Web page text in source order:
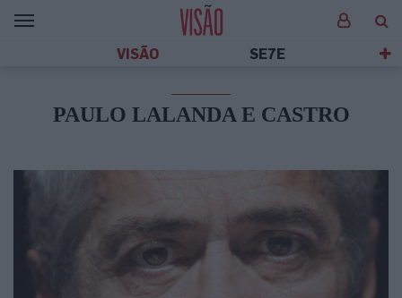
VISÃO SE7E
PAULO LALANDA E CASTRO